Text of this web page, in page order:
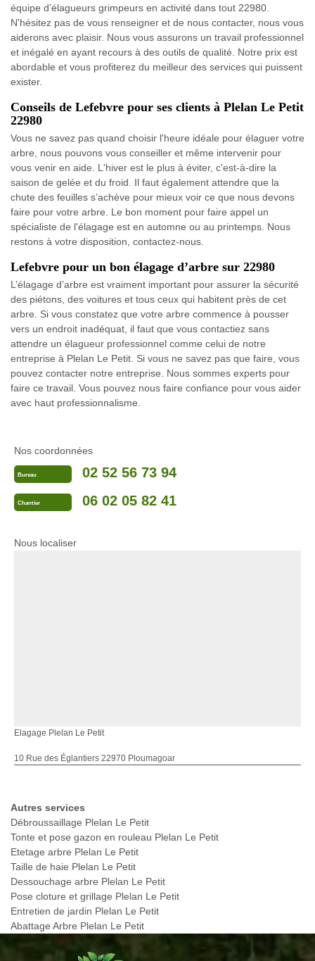
équipe d’élagueurs grimpeurs en activité dans tout 22980.
N'hésitez pas de vous renseigner et de nous contacter, nous vous
aiderons avec plaisir. Nous vous assurons un travail professionnel
et inégalé en ayant recours à des outils de qualité. Notre prix est
abordable et vous profiterez du meilleur des services qui puissent
exister.
Conseils de Lefebvre pour ses clients à Plelan Le Petit
22980
Vous ne savez pas quand choisir l'heure idéale pour élaguer votre
arbre, nous pouvons vous conseiller et même intervenir pour
vous venir en aide. L'hiver est le plus à éviter, c'est-à-dire la
saison de gelée et du froid. Il faut également attendre que la
chute des feuilles s’achève pour mieux voir ce que nous devons
faire pour votre arbre. Le bon moment pour faire appel un
spécialiste de l'élagage est en automne ou au printemps. Nous
restons à votre disposition, contactez-nous.
Lefebvre pour un bon élagage d’arbre sur 22980
L’élagage d’arbre est vraiment important pour assurer la sécurité
des piétons, des voitures et tous ceux qui habitent près de cet
arbre. Si vous constatez que votre arbre commence à pousser
vers un endroit inadéquat, il faut que vous contactiez sans
attendre un élagueur professionnel comme celui de notre
entreprise à Plelan Le Petit. Si vous ne savez pas que faire, vous
pouvez contacter notre entreprise. Nous sommes experts pour
faire ce travail. Vous pouvez nous faire confiance pour vous aider
avec haut professionnalisme.
Nos coordonnées
Bureau 02 52 56 73 94
Chantier 06 02 05 82 41
Nous localiser
Elagage Plelan Le Petit
10 Rue des Églantiers 22970 Ploumagoar
Autres services
Débroussaillage Plelan Le Petit
Tonte et pose gazon en rouleau Plelan Le Petit
Etetage arbre Plelan Le Petit
Taille de haie Plelan Le Petit
Dessouchage arbre Plelan Le Petit
Pose cloture et grillage Plelan Le Petit
Entretien de jardin Plelan Le Petit
Abattage Arbre Plelan Le Petit